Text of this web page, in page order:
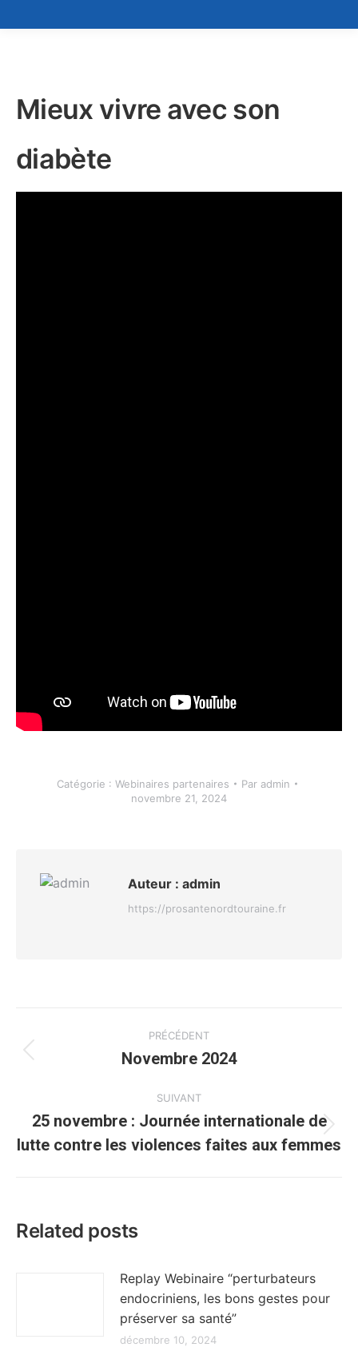
Mieux vivre avec son
diabète
Catégorie : Webinaires partenaires Par admin
novembre 21, 2024
Auteur : admin
https://prosantenordtouraine.fr
Navigation
article
PRÉCÉDENT
Article
:
Novembre 2024
SUIVANT
suivant
25 novembre : Journée internationale de
lutte contre les violences faites aux femmes
Related posts
Replay Webinaire “perturbateurs
endocriniens, les bons gestes pour
préserver sa santé”
décembre 10, 2024